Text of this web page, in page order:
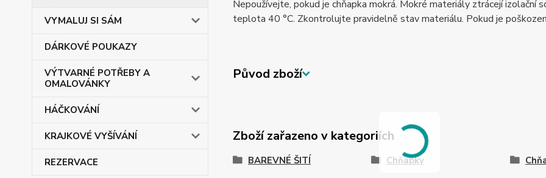
VYMALUJ SI SÁM
DÁRKOVÉ POUKAZY
VÝTVARNÉ POTŘEBY A
OMALOVÁNKY
HÁČKOVÁNÍ
KRAJKOVÉ VYŠÍVÁNÍ
REZERVACE
Nepoužívejte, pokud je chňapka mokrá. Mokré materiály ztrácejí izolační
teplota 40 °C. Zkontrolujte pravidelně stav materiálu. Pokud je
Původ zboží
Zboží zařazeno v kategoriích
BAREVNÉ ŠITÍ Chňapky